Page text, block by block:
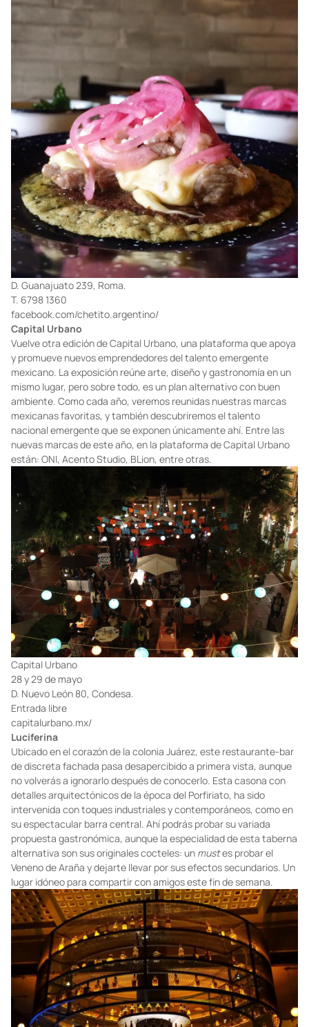
D. Guanajuato 239, Roma.
T. 6798 1360
facebook.com/chetito.argentino/
Capital Urbano
Vuelve otra edición de Capital Urbano, una plataforma que apoya
y promueve nuevos emprendedores del talento emergente
mexicano. La exposición reúne arte, diseño y gastronomía en un
mismo lugar, pero sobre todo, es un plan alternativo con buen
ambiente. Como cada año, veremos reunidas nuestras marcas
mexicanas favoritas, y también descubriremos el talento
nacional emergente que se exponen únicamente ahí. Entre las
nuevas marcas de este año, en la plataforma de Capital Urbano
están: ONI, Acento Studio, BLion, entre otras.
Capital Urbano
28 y 29 de mayo
D. Nuevo León 80, Condesa.
Entrada libre
capitalurbano.mx/
Luciferina
Ubicado en el corazón de la colonia Juárez, este restaurante-bar
de discreta fachada pasa desapercibido a primera vista, aunque
no volverás a ignorarlo después de conocerlo. Esta casona con
detalles arquitectónicos de la época del Porfiriato, ha sido
intervenida con toques industriales y contemporáneos, como en
su espectacular barra central. Ahí podrás probar su variada
propuesta gastronómica, aunque la especialidad de esta taberna
alternativa son sus originales cocteles: un mustes probar el
Veneno de Araña y dejarte llevar por sus efectos secundarios. Un
lugar idóneo para compartir con amigos este fin de semana.